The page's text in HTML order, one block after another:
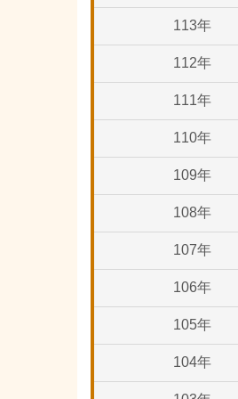
113年
112年
111年
110年
109年
108年
107年
106年
105年
104年